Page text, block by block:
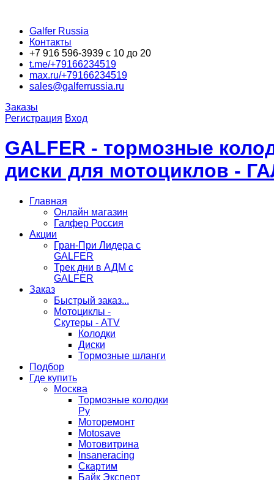
Galfer Russia
Контакты
+7 916 596-3939 с 10 до 20
t.me/+79166234519
max.ru/+79166234519
sales@galferrussia.ru
Заказы
Регистрация Вход
GALFER - тормозные
диски для мотоциклов -
Главная
Онлайн магазин
Галфер Россия
Акции
Гран-При Лидера c
GALFER
Трек дни в АДМ с
GALFER
Заказ
Быстрый заказ...
Мотоциклы -
Скутеры - ATV
Колодки
Диски
Тормозные шланги
Подбор
Где купить
Москва
Тормозные колодки
Ру
Моторемонт
Motosave
Мотовитрина
Insaneracing
Скартим
Байк Эксперт